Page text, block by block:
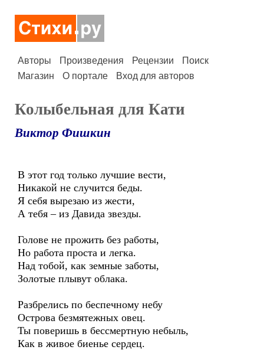
Авторы Произведения Рецензии
Поиск
Магазин
О портале Вход для авторов
Колыбельная для Кати
Виктор Фишкин
В этот год только лучшие вести,
Никакой не случится беды.
Я себя вырезаю из жести,
А тебя – из Давида звезды.
Голове не прожить без работы,
Но работа проста и легка.
Над тобой, как земные заботы,
Золотые плывут облака.
Разбрелись по беспечному небу
Острова безмятежных овец.
Ты поверишь в бессмертную небыль,
Как в живое биенье сердец.